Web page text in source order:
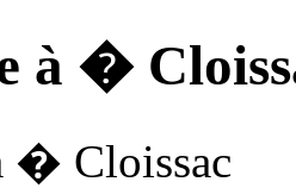
à �
� Cloissac